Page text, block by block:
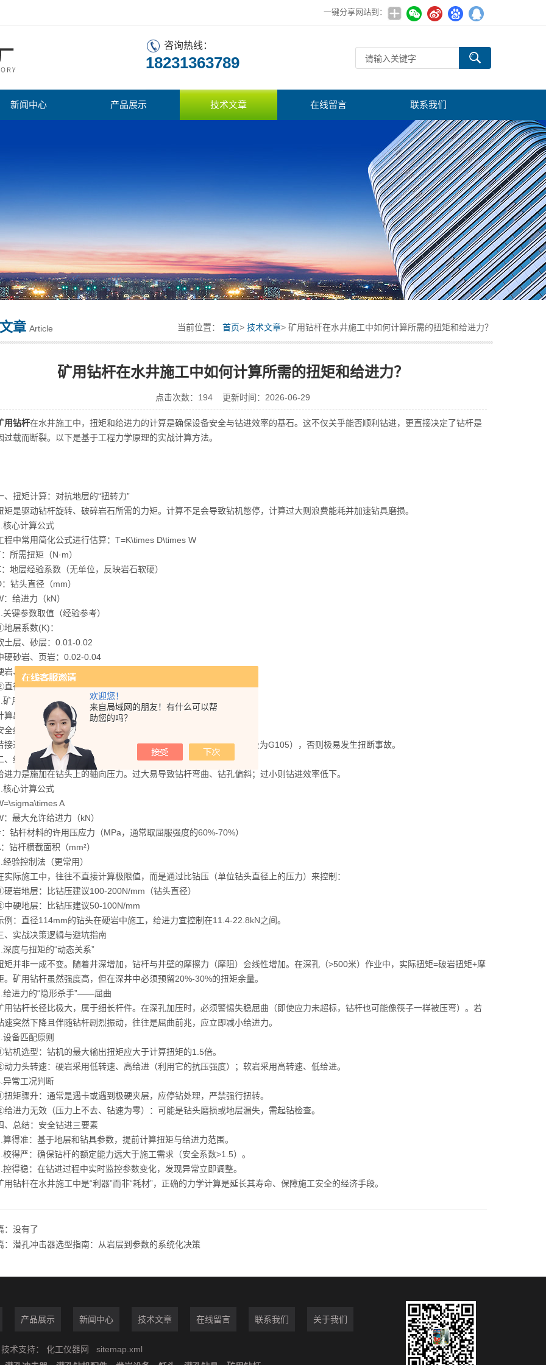
欢迎您！
来自局域网的朋友！有什么可以帮
助您的吗？
一键分享网站到：
咨询热线：
18231363789
新闻中心 产品展示 技术文章 在线留言 联系我们
章 Article 当前位置： 首页> 技术文章> 矿用钻杆在水井施工中如何计算所需的扭矩和给进力？
矿用钻杆在水井施工中如何计算所需的扭矩和给进力？
点击次数：194 更新时间：2026-06-29
用钻杆在水井施工中，扭矩和给进力的计算是确保设备安全与钻进效率的基石。这不仅关乎能否顺利钻进，更直接决定了钻杆是
过载而断裂。以下是基于工程力学原理的实战计算方法。
矩计算：对抗地层的“扭转力”
驱动钻杆旋转、破碎岩石所需的力矩。计算不足会导致钻机憋停，计算过大则浪费能耗并加速钻具磨损。
心计算公式
常用简化公式进行估算：T=K\times D\times W
需扭矩（N·m）
层经验系数（无单位，反映岩石软硬）
头直径（mm）
进力（kN）
参数取值（经验参考）
系数(K)：
层、砂层：0.01-0.02
砂岩、页岩：0.02-0.04
花岗岩：0.04-0.08（矿用钻杆主战场）
(D)：直接代入钻头实际尺寸。
钻杆的“抗扭”校核
所需扭矩T后，必须对比钻杆的额定扭矩（查钻杆手册）。
线：T_实际<T_额定×0.8
或超过额定值，必须更换更粗或更高钢级的钻杆（如从G50升级为G105），否则极易发生扭断事故。
进力计算：控制钻速的“下压力”
是施加在钻头上的轴向压力。过大易导致钻杆弯曲、钻孔偏斜；过小则钻进效率低下。
心计算公式
A
大允许给进力（kN）
杆材料的许用压应力（MPa，通常取屈服强度的60%-70%）
杆横截面积（mm²）
控制法（更常用）
施工中，往往不直接计算极限值，而是通过比钻压（单位钻头直径上的压力）来控制：
地层：比钻压建议100-200N/mm（钻头直径）
地层：比钻压建议50-100N/mm
直径114mm的钻头在硬岩中施工，给进力宜控制在11.4-22.8kN之间。
实战决策逻辑与避坑指南
与扭矩的“动态关系”
非一成不变。随着井深增加，钻杆与井壁的摩擦力（摩阻）会线性增加。在深孔（>500米）作业中，实际扭矩=破岩扭矩+摩
。矿用钻杆虽然强度高，但在深井中必须预留20%-30%的扭矩余量。
力的“隐形杀手”——屈曲
杆长径比极大，属于细长杆件。在深孔加压时，必须警惕失稳屈曲（即使应力未超标，钻杆也可能像筷子一样被压弯）。若
速突然下降且伴随钻杆剧烈振动，往往是屈曲前兆，应立即减小给进力。
备匹配原则
选型：钻机的最大输出扭矩应大于计算扭矩的1.5倍。
头转速：硬岩采用低转速、高给进（利用它的抗压强度）；软岩采用高转速、低给进。
常工况判断
骤升：通常是遇卡或遇到极硬夹层，应停钻处理，严禁强行扭转。
力无效（压力上不去、钻速为零）：可能是钻头磨损或地层漏失，需起钻检查。
总结：安全钻进三要素
准：基于地层和钻具参数，提前计算扭矩与给进力范围。
严：确保钻杆的额定能力远大于施工需求（安全系数>1.5）。
稳：在钻进过程中实时监控参数变化，发现异常立即调整。
杆在水井施工中是“利器”而非“耗材”，正确的力学计算是延长其寿命、保障施工安全的经济手段。
：没有了
潜孔冲击器选型指南：从岩层到参数的系统化决策
产品展示 新闻中心 技术文章 在线留言 联系我们 关于我们
技术支持： 化工仪器网
sitemap.xml